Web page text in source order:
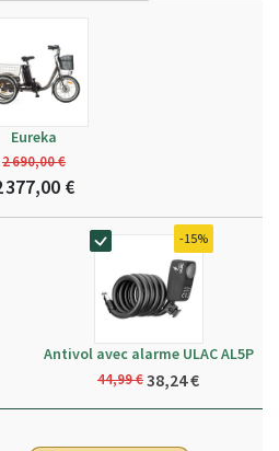
Eureka
2 690,00 €
377,00 €
-15%
Antivol avec alarme ULAC AL5P
44,99 €38,24 €